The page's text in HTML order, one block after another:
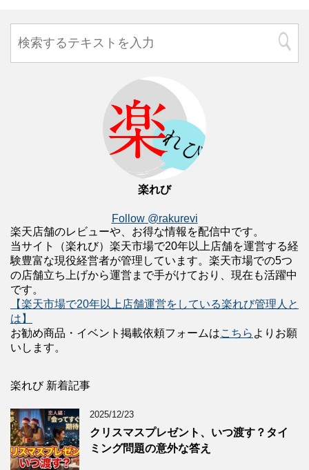
楽れび
Follow @rakurevi
楽天店舗のレビューや、お得な情報を配信中です。
当サイト（楽れび）楽天市場で20年以上店舗を運営する経
験豊富な現役経営者が管理しています。楽天市場での5つ
の店舗立ち上げから運営まで手がけており、現在も活躍中
です。
【楽天市場で20年以上店舗運営をしている楽れび管理人と
は】
お勧め商品・イベント掲載依頼フォームはこちら よりお願
いします。
楽れび 新着記事
2025/12/23
クリスマスプレゼント、いつ渡す？タイ
ミング問題の意外な答え